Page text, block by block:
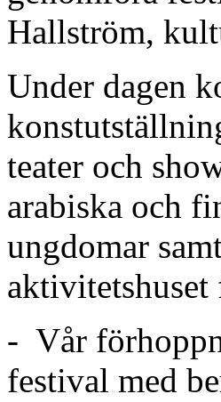
Hallström,
Under dagen
teater och
arabiska och
ungdomar
aktivitetshuset
- Vår
festival med